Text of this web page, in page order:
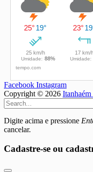
Facebook Instagram
Copyright © 2026
Digite acima e pressione
cancelar.
Cadastre-se ou